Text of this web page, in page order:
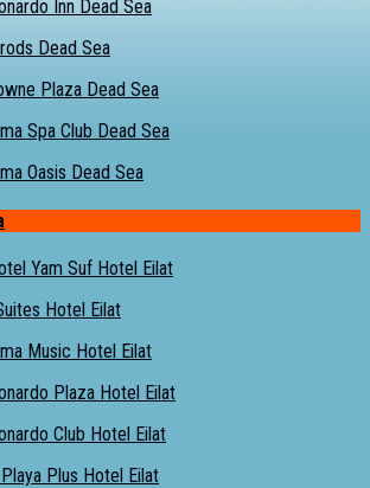
Inn Dead Sea
Dead Sea
Plaza Dead Sea
Spa Club Dead Sea
Oasis Dead Sea
Yam Suf Hotel Eilat
Hotel Eilat
Music Hotel Eilat
Plaza Hotel Eilat
Club Hotel Eilat
Plus Hotel Eilat